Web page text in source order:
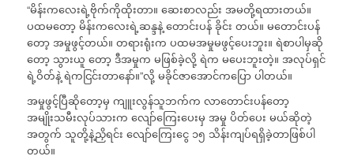
“မိန်းကလေးရဲ့ဗိုက်ကိုထိုးတာ။ ဆေးစာလည်း အမတို့ရထားတယ်။
ပထမတော့ မိန်းကလေးရဲ့ဆန္ဒနဲ့ တောင်းပန် ခိုင်း တယ်။ မတောင်းပန်
တော့ အမှုဖွင့်တယ်။ တရားရုံးက ပထမအမှုမဖွင့်ပေးဘူး။ ရဲစာပါမှဆို
တော့ သွားယူ တော့ ဒီအမှုက မဖြစ်ခဲ့လို့ ရဲက မပေးဘူးတဲ့။ အလုပ်ရှင်
ရဲ့ဝိတ်နဲ့ ရဲကငြင်းတာနော်။”လို့ မခိုင်ဇာအောင်ကပြော ပါတယ်။
အမှုဖွင့်ပြီဆိုတော့မှ ကျူးလွန်သူဘက်က လာတောင်းပန်တော့
အမျိုးသမီးလုပ်သားက လျော်ကြေးပေးမှ အမှု ပိတ်ပေး မယ်ဆိုတဲ့
အတွက် သူတို့နဲ့ညှိရင်း လျော်ကြေးငွေ ၁၅ သိန်းကျပ်ရရှိခဲ့တာဖြစ်ပါ
တယ်။